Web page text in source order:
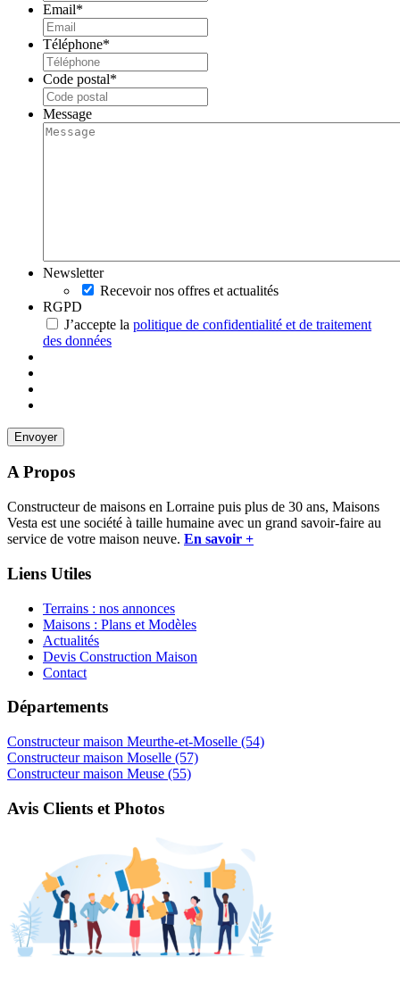
Email*
Téléphone*
Code postal*
Message
Newsletter
Recevoir nos offres et actualités
RGPD
J’accepte la politique de confidentialité et de traitement
des données
A Propos
Constructeur de maisons en Lorraine puis plus de 30 ans, Maisons
Vesta est une société à taille humaine avec un grand savoir-faire au
service de votre maison neuve. En savoir +
Liens Utiles
Terrains : nos annonces
Maisons : Plans et Modèles
Actualités
Devis Construction Maison
Contact
Départements
Constructeur maison Meurthe-et-Moselle (54)
Constructeur maison Moselle (57)
Constructeur maison Meuse (55)
Avis Clients et Photos